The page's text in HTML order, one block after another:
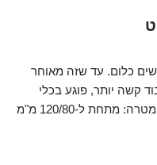
כלום. עד שזה מאוחר
קשה יותר, פוגע בכלי
הדם, ומוביל להתקפי לב ושבץ מוחי. המטרה: מתחת ל-120/80 מ"מ